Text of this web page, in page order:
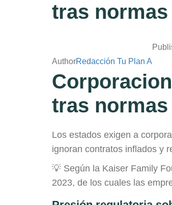
tras
AuthorRedacción Tu Plan A
tras
Los estados exigen a
ignoran contratos inflados y
💡 Según la Kaiser Family
2023, de los cuales las